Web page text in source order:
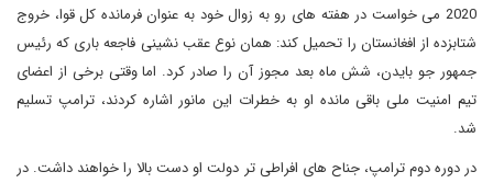
2020 می خواست در هفته های رو به زوال خود به عنوان فرمانده کل قوا، خروج
شتابزده از افغانستان را تحمیل کند: همان نوع عقب نشینی فاجعه باری که رئیس
جمهور جو بایدن، شش ماه بعد مجوز آن را صادر کرد. اما وقتی برخی از اعضای
تیم امنیت ملی باقی مانده او به خطرات این مانور اشاره کردند، ترامپ تسلیم
شد.
در دوره دوم ترامپ، جناح های افراطی تر دولت او دست بالا را خواهند داشت. در